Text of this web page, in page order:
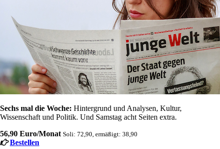
Sechs mal die Woche: Hintergrund und Analysen, Kultur,
Wissenschaft und Politik. Und Samstag acht Seiten extra.
56,90 Euro/Monat Soli: 72,90, ermäßigt: 38,90
Bestellen